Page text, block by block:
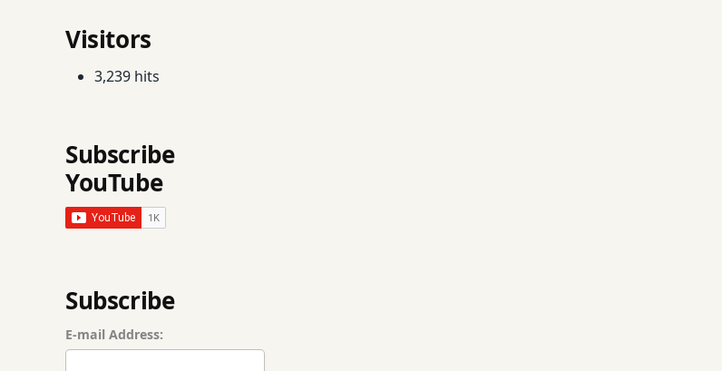
Visitors
3,239 hits
Subscribe
YouTube
Subscribe
E-mail Address: